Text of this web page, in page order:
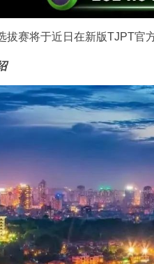
拔赛将于近日在新版TJPT官